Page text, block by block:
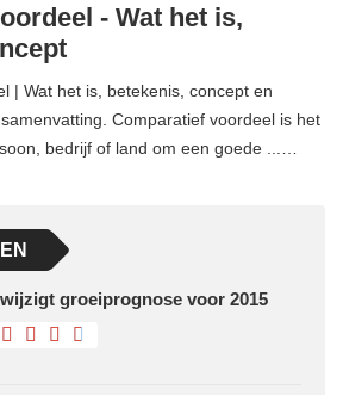
- Wat het is,
| Wat het is, betekenis, concept en
Comparatief voordeel is het
bedrijf of land om een ​​goede ...…
groeiprognose voor 2015